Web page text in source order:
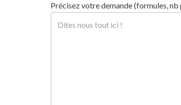
Précisez votre demande (formules, nb